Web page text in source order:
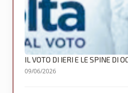
IL VOTO DI IERI E LE SPINE DI
09/06/2026